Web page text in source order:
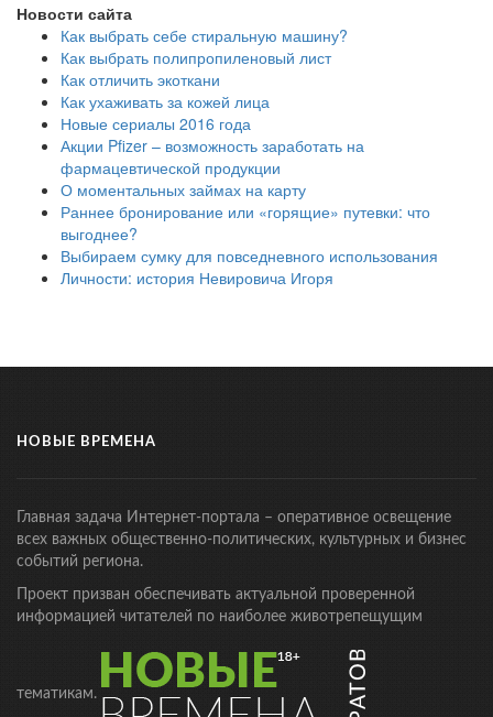
Новости сайта
Как выбрать себе стиральную машину?
Как выбрать полипропиленовый лист
Как отличить экоткани
Как ухаживать за кожей лица
Новые сериалы 2016 года
Акции Pfizer – возможность заработать на
фармацевтической продукции
О моментальных займах на карту
Раннее бронирование или «горящие» путевки: что
выгоднее?
Выбираем сумку для повседневного использования
Личности: история Невировича Игоря
НОВЫЕ ВРЕМЕНА
Главная задача Интернет-портала – оперативное освещение
всех важных общественно-политических, культурных и бизнес
событий региона.
Проект призван обеспечивать актуальной проверенной
информацией читателей по наиболее животрепещущим
тематикам.